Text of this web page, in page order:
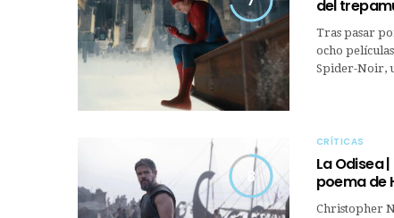
del
Tras pasar
ocho
Spider-Noir,
8
CRÍTICAS
La Odisea
poema de
Christopher